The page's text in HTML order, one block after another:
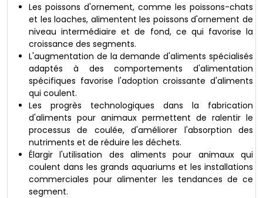
Les poissons d'ornement, comme les poissons-chats
et les loaches, alimentent les poissons d'ornement de
niveau intermédiaire et de fond, ce qui favorise la
croissance des segments.
L'augmentation de la demande d'aliments spécialisés
adaptés à des comportements d'alimentation
spécifiques favorise l'adoption croissante d'aliments
qui coulent.
Les progrès technologiques dans la fabrication
d'aliments pour animaux permettent de ralentir le
processus de coulée, d'améliorer l'absorption des
nutriments et de réduire les déchets.
Élargir l'utilisation des aliments pour animaux qui
coulent dans les grands aquariums et les installations
commerciales pour alimenter les tendances de ce
segment.